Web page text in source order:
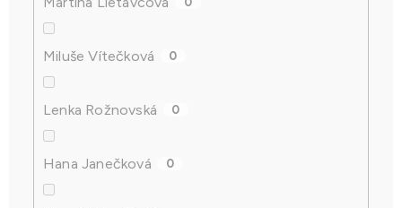
Miluše Vítečková 0
Lenka Rožnovská 0
Hana Janečková 0